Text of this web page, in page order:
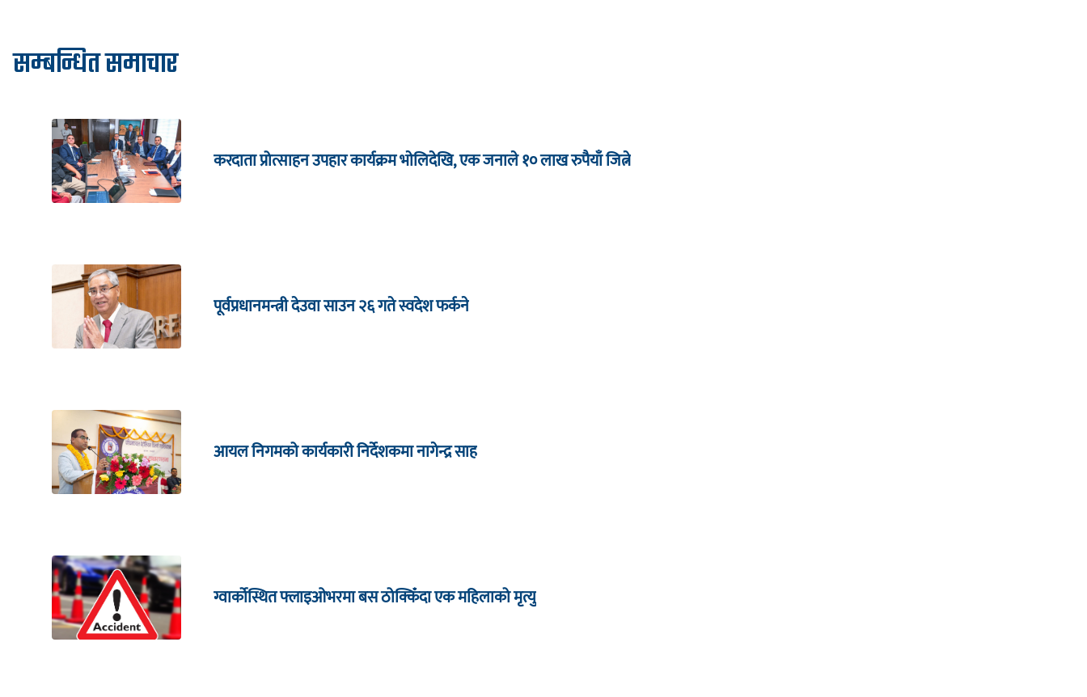
सम्बन्धित समाचार
करदाता प्रोत्साहन उपहार कार्यक्रम भाेलिदेखि, एक जनाले १० लाख रुपैयाँ जित्ने
पूर्वप्रधानमन्त्री देउवा साउन २६ गते स्वदेश फर्कने
आयल निगमको कार्यकारी निर्देशकमा नागेन्द्र साह
ग्वार्कोस्थित फ्लाइओभरमा बस ठोक्किँदा एक महिलाको मृत्यु